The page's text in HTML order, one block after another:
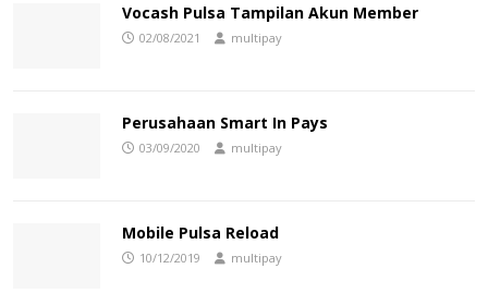
Vocash Pulsa Tampilan Akun Member
02/08/2021 multipay
Perusahaan Smart In Pays
03/09/2020 multipay
Mobile Pulsa Reload
10/12/2019 multipay